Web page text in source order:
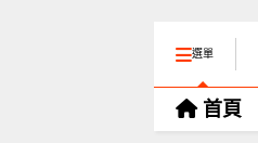
選單
首頁